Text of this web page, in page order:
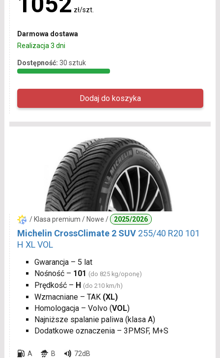
zł/szt.
Darmowa dostawa
Realizacja 3 dni
Dostępność: 30 sztuk
/ Klasa premium / Nowe / 2025/2026
Michelin CrossClimate 2 SUV 255/40 R20 101
H XL VOL
Gwarancja – 5 lat
Nośność – 101 (do 825 kg/oponę)
Prędkość – H (do 210 km/h)
Wzmacniane – TAK (XL)
Homologacja – Volvo (VOL)
Najniższe spalanie paliwa (klasa A)
Dodatkowe oznaczenia – 3PMSF, M+S
A B 72dB